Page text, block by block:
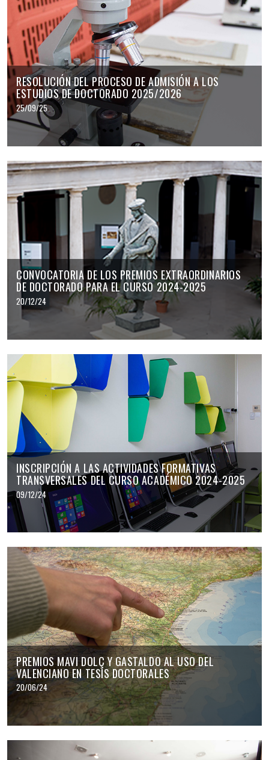
RESOLUCIÓN DEL PROCESO DE ADMISIÓN A LOS
ESTUDIOS DE DOCTORADO 2025/2026
25/09/25
CONVOCATORIA DE LOS PREMIOS EXTRAORDINARIOS
DE DOCTORADO PARA EL CURSO 2024-2025
20/12/24
INSCRIPCIÓN A LAS ACTIVIDADES FORMATIVAS
TRANSVERSALES DEL CURSO ACADÉMICO 2024-2025
09/12/24
PREMIOS MAVI DOLÇ Y GASTALDO AL USO DEL
VALENCIANO EN TESIS DOCTORALES
20/06/24